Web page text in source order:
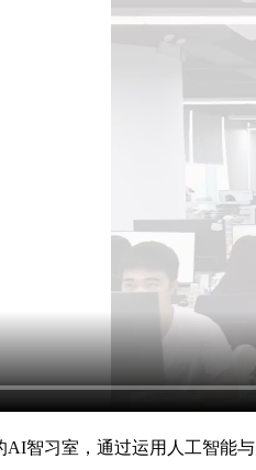
AI智习室，通过运用人工智能